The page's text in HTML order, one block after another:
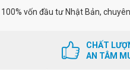
100% vốn đầu tư Nhật Bản,
CHẤT
AN TÂM